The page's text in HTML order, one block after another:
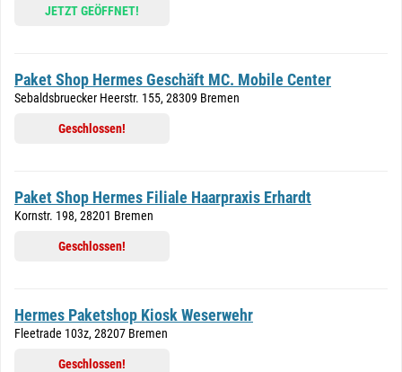
JETZT GEÖFFNET!
Paket Shop Hermes Geschäft MC. Mobile Center
Sebaldsbruecker Heerstr. 155, 28309 Bremen
Geschlossen!
Paket Shop Hermes Filiale Haarpraxis Erhardt
Kornstr. 198, 28201 Bremen
Geschlossen!
Hermes Paketshop Kiosk Weserwehr
Fleetrade 103z, 28207 Bremen
Geschlossen!